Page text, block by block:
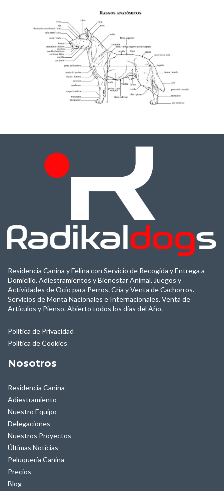
Residencia Canina y Felina con Servicio de Recogida y Entrega a
Domicilio.Adiestramientos y Bienestar Animal. Juegos y
Actividades de Ocio para Perros. Cría y Venta de Cachorros.
Servicios de Monta Nacionales e Internacionales. Venta de
Artículos y Pienso. Abierto todos los días del Año.
Política de Privacidad
Política de Cookies
Nosotros
Residencia Canina
Adiestramiento
Nuestro Equipo
Delegaciones
Nuestros Proyectos
Últimas Notícias
Peluquería Canina
Precios
Blog